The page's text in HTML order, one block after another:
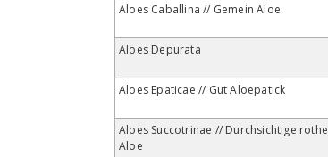
Aloes Caballina // Gemein Aloe
Aloes Depurata
Aloes Epaticae // Gut Aloepatick
Aloes Succotrinae // Durchsichtige rothe
Aloe